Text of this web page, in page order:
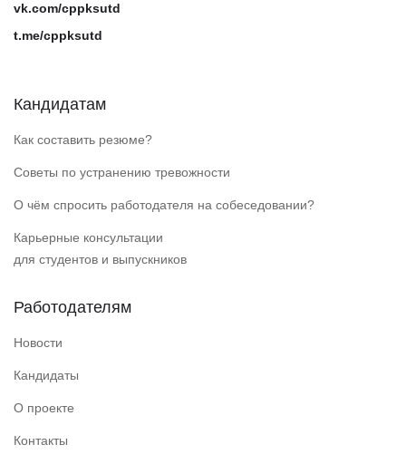
vk.com/cppksutd
t.me/cppksutd
Кандидатам
Как составить резюме?
Советы по устранению тревожности
О чём спросить работодателя на собеседовании?
Карьерные консультации
для студентов и выпускников
Работодателям
Новости
Кандидаты
О проекте
Контакты